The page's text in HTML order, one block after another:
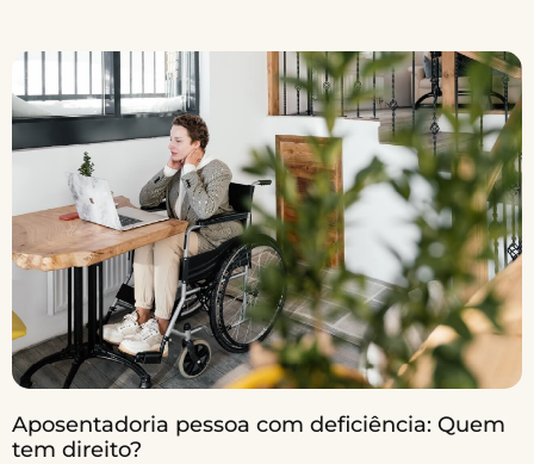
Aposentadoria pessoa com deficiência: Quem
tem direito?